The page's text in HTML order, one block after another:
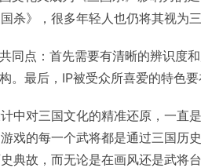
杀》，很多年轻人也仍将其视为
同点：首先需要有清晰的辨识度
。最后，IP被受众所喜爱的特色要
中对三国文化的精准还原，一直
戏的每一个武将都是通过三国历
典故，而无论是在画风还是武将